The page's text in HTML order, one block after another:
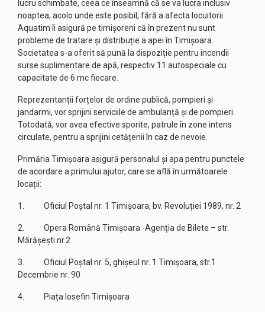
lucru schimbate, ceea ce înseamnă că se va lucra inclusiv
noaptea, acolo unde este posibil, fără a afecta locuitorii.
Aquatim îi asigură pe timișoreni că în prezent nu sunt
probleme de tratare și distribuție a apei în Timișoara.
Societatea s-a oferit să pună la dispoziție pentru incendii
surse suplimentare de apă, respectiv 11 autospeciale cu
capacitate de 6 mc fiecare.
Reprezentanții forțelor de ordine publică, pompieri și
jandarmi, vor sprijini serviciile de ambulanță și de pompieri.
Totodată, vor avea efective sporite, patrule în zone intens
circulate, pentru a sprijini cetățenii în caz de nevoie.
Primăria Timișoara asigură personalul și apa pentru punctele
de acordare a primului ajutor, care se află în următoarele
locații:
1. Oficiul Poștal nr. 1 Timișoara, bv. Revoluției 1989, nr. 2
2. Opera Română Timișoara -Agenția de Bilete – str.
Mărășești nr.2
3. Oficiul Poștal nr. 5, ghișeul nr. 1 Timișoara, str.1
Decembrie nr. 90
4. Piața Iosefin Timișoara